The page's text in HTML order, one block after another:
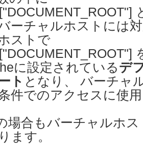
ーチャルホストには
ストで
に設定されているデ
ト となり、 バーチャ
件でのアクセスに使
場合もバーチャルホ
ます。